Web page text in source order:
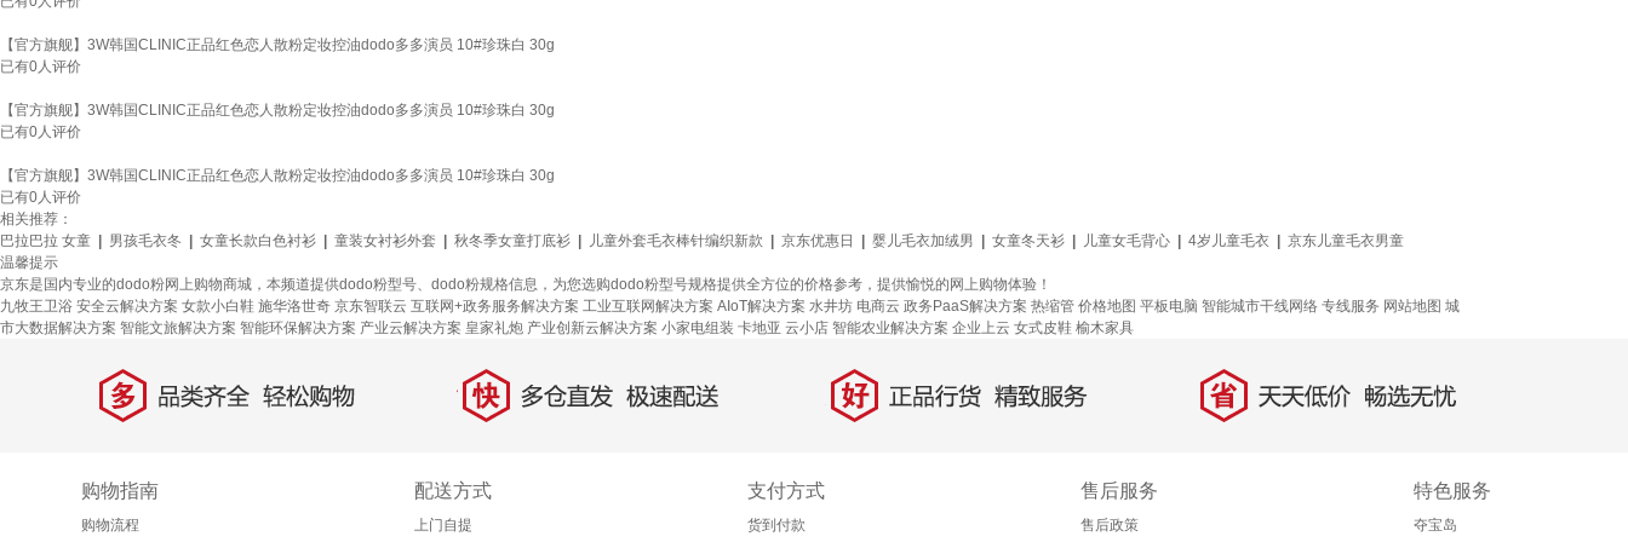
【官方旗舰】3W韩国CLINIC正品红色恋人散粉定妆控油dodo多多演员 10#珍珠白 30g
已有0人评价
【官方旗舰】3W韩国CLINIC正品红色恋人散粉定妆控油dodo多多演员 10#珍珠白 30g
已有0人评价
【官方旗舰】3W韩国CLINIC正品红色恋人散粉定妆控油dodo多多演员 10#珍珠白 30g
已有0人评价
相关推荐：
巴拉巴拉 女童
男孩毛衣冬 女童长款白色衬衫 童装女衬衫外套 秋冬季女童打底衫 儿童外套毛衣棒针编织新款 京东优惠日 婴儿毛衣加绒男 女童冬天衫 儿童女毛背心 4岁儿童毛衣
京东儿童毛衣男童
温馨提示
京东是国内专业的dodo粉网上购物商城，本频道提供dodo粉型号、dodo粉规格信息，为您选购dodo粉型号规格提供全方位的价格参考，提供愉悦的网上购物体验！
九牧王卫浴 安全云解决方案 女款小白鞋 施华洛世奇 京东智联云 互联网+政务服务解决方案 工业互联网解决方案 AIoT解决方案 水井坊 电商云 政务PaaS解决方案 热缩管 价格地图 平板电脑 智能城市干线网络 专线服务 网站地图 城
市大数据解决方案 智能文旅解决方案 智能环保解决方案 产业云解决方案 皇家礼炮 产业创新云解决方案 小家电组装 卡地亚 云小店 智能农业解决方案 企业上云 女式皮鞋 榆木家具
多 品类齐全，轻松购物 快 多仓直发，极速配送 好 正品行货，精致服务 省 天天低价，畅选无忧
购物指南
购物流程
配送方式
上门自提
支付方式
货到付款
售后服务
售后政策
特色服务
夺宝岛